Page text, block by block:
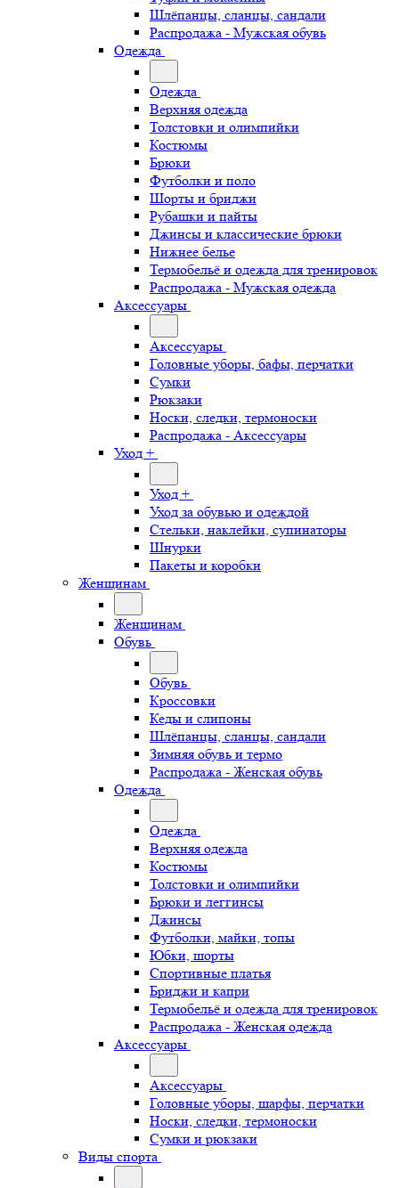
Шлёпанцы, сланцы, сандали
Распродажа - Мужская обувь
Одежда
Одежда
Верхняя одежда
Толстовки и олимпийки
Костюмы
Брюки
Футболки и поло
Шорты и бриджи
Рубашки и пайты
Джинсы и классические брюки
Нижнее белье
Термобельё и одежда для тренировок
Распродажа - Мужская одежда
Аксессуары
Аксессуары
Головные уборы, бафы, перчатки
Сумки
Рюкзаки
Носки, следки, термоноски
Распродажа - Аксессуары
Уход +
Уход +
Уход за обувью и одеждой
Стельки, наклейки, супинаторы
Шнурки
Пакеты и коробки
Женщинам
Женщинам
Обувь
Обувь
Кроссовки
Кеды и слипоны
Шлёпанцы, сланцы, сандали
Зимняя обувь и термо
Распродажа - Женская обувь
Одежда
Одежда
Верхняя одежда
Костюмы
Толстовки и олимпийки
Брюки и леггинсы
Джинсы
Футболки, майки, топы
Юбки, шорты
Спортивные платья
Бриджи и капри
Термобельё и одежда для тренировок
Распродажа - Женская одежда
Аксессуары
Аксессуары
Головные уборы, шарфы, перчатки
Носки, следки, термоноски
Сумки и рюкзаки
Виды спорта